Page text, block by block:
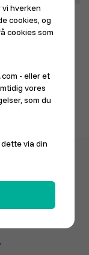
hverken
cookies, og
cookies som
- eller et
vores
som du
via din